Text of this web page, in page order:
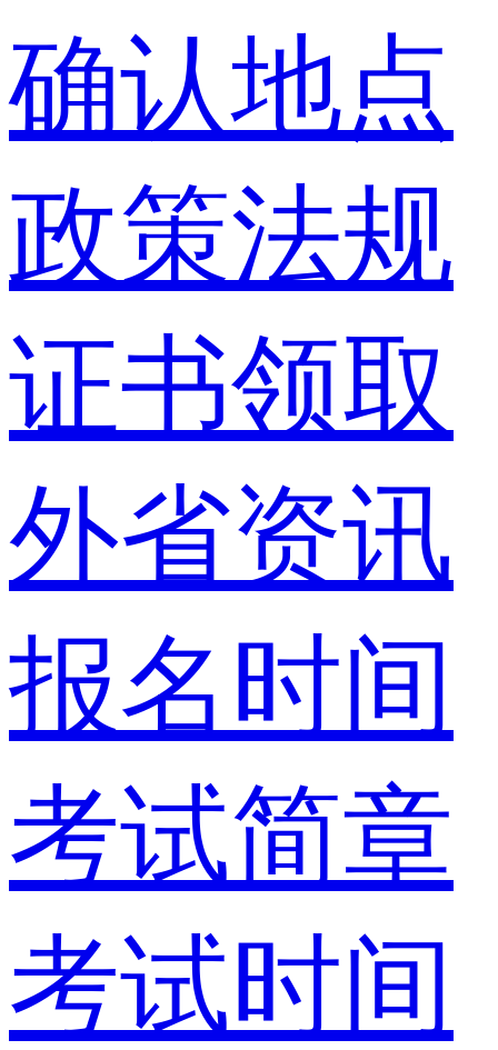
确认地点
政策法规
证书领取
外省资讯
报名时间
考试简章
考试时间